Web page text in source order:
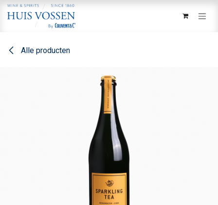
Overslaan naar inhoud
Alle producten